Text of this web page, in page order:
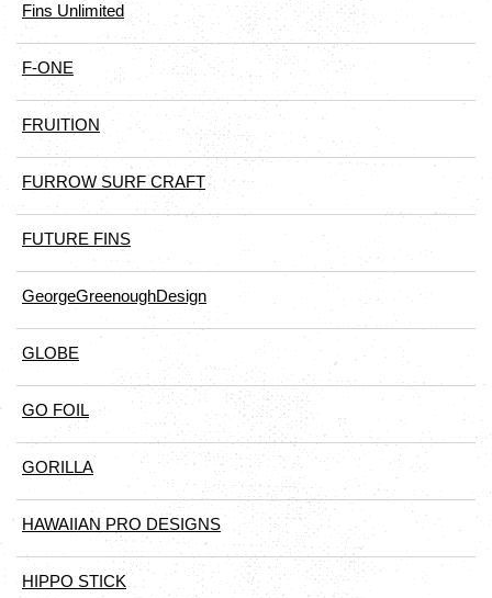
Fins Unlimited
F-ONE
FRUITION
FURROW SURF CRAFT
FUTURE FINS
GeorgeGreenoughDesign
GLOBE
GO FOIL
GORILLA
HAWAIIAN PRO DESIGNS
HIPPO STICK